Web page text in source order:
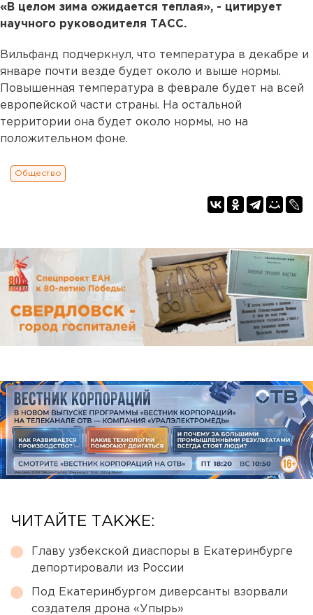
«В целом зима ожидается теплая», - цитирует
научного руководителя ТАСС.
Вильфанд подчеркнул, что температура в декабре и
январе почти везде будет около и выше нормы.
Повышенная температура в феврале будет на всей
европейской части страны. На остальной
территории она будет около нормы, но на
положительном фоне.
Общество
ЧИТАЙТЕ ТАКЖЕ:
Главу узбекской диаспоры в Екатеринбурге
депортировали из России
Под Екатеринбургом диверсанты взорвали
создателя дрона «Упырь»